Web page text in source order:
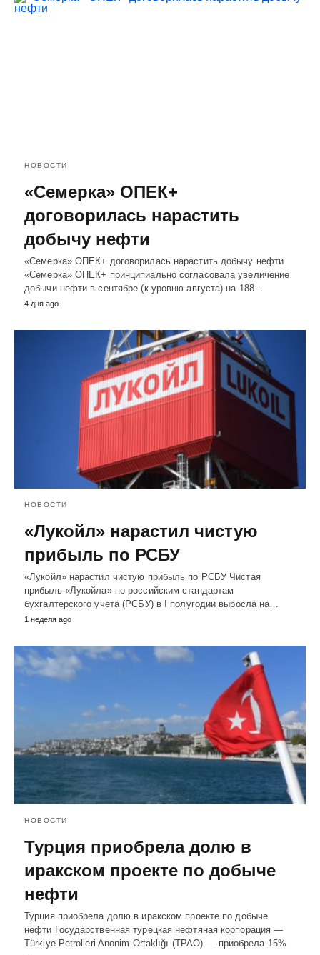
НОВОСТИ
«Семерка» ОПЕК+
договорилась нарастить
добычу нефти
«Семерка» ОПЕК+ договорилась нарастить добычу нефти
«Семерка» ОПЕК+ принципиально согласовала увеличение
добычи нефти в сентябре (к уровню августа) на 188…
4 дня ago
НОВОСТИ
«Лукойл» нарастил чистую
прибыль по РСБУ
«Лукойл» нарастил чистую прибыль по РСБУ Чистая
прибыль «Лукойла» по российским стандартам
бухгалтерского учета (РСБУ) в I полугодии выросла на…
1 неделя ago
НОВОСТИ
Турция приобрела долю в
иракском проекте по добыче
нефти
Турция приобрела долю в иракском проекте по добыче
нефти Государственная турецкая нефтяная корпорация —
Türkiye Petrolleri Anonim Ortaklığı (TPAO) — приобрела 15%